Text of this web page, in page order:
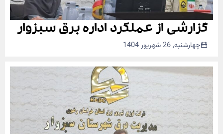
گزارشی از عملکرد اداره برق سبزوار
چهارشنبه, 26 شهریور 1404